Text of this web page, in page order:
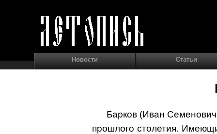
Новости Статьи
Барков (Иван
прошлого столетия.